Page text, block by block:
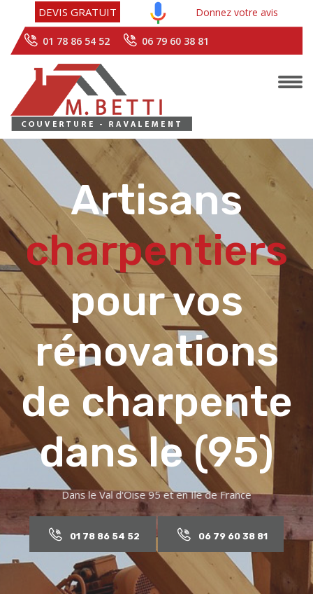
DEVIS GRATUIT Donnez votre avis
01 78 86 54 52 06 79 60 38 81
Artisans
charpentiers
pour vos
rénovations
de charpente
dans le (95)
01 78 86 54 52 06 79 60 38 81